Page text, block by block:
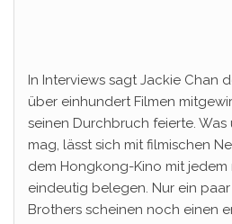
In Interviews sagt Jackie Chan
über einhundert Filmen
seinen Durchbruch feierte.
mag, lässt sich mit filmischen
dem Hongkong-Kino mit jedem
eindeutig belegen. Nur ein
Brothers scheinen noch einen